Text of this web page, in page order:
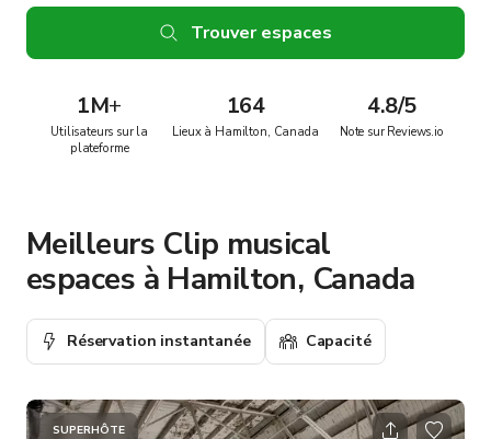
Trouver espaces
1M+
Utilisateurs sur la
plateforme
164
Lieux à Hamilton, Canada
4.8/5
Note sur Reviews.io
Meilleurs Clip musical
espaces à Hamilton, Canada
Réservation instantanée Capacité
SUPERHÔTE